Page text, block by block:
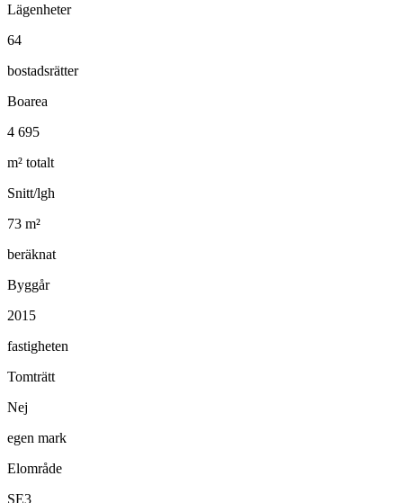
Lägenheter
64
bostadsrätter
Boarea
4 695
m² totalt
Snitt/lgh
73 m²
beräknat
Byggår
2015
fastigheten
Tomträtt
Nej
egen mark
Elområde
SE3